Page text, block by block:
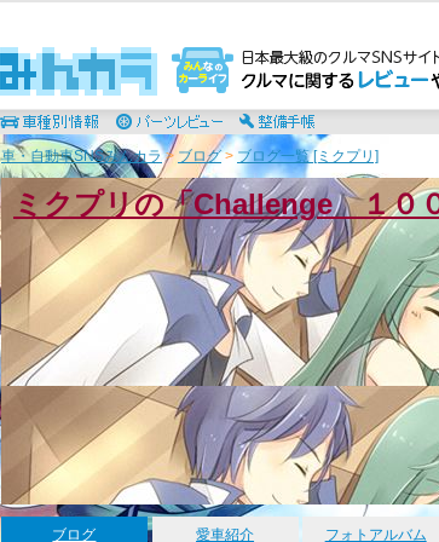
車・自動車SNSみんカラ> ブログ> ブログ一覧 [ミクプリ]
ミクプリの「Challenge １０
ブログ 愛車紹介 フォトアルバム